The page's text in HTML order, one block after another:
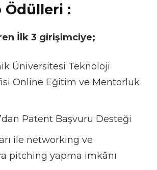
Ödülleri :
İlk 3 girişimciye;
Üniversitesi Teknoloji
Online Eğitim ve Mentorluk
Patent Başvuru Desteği
ile networking ve
pitching yapma imkânı